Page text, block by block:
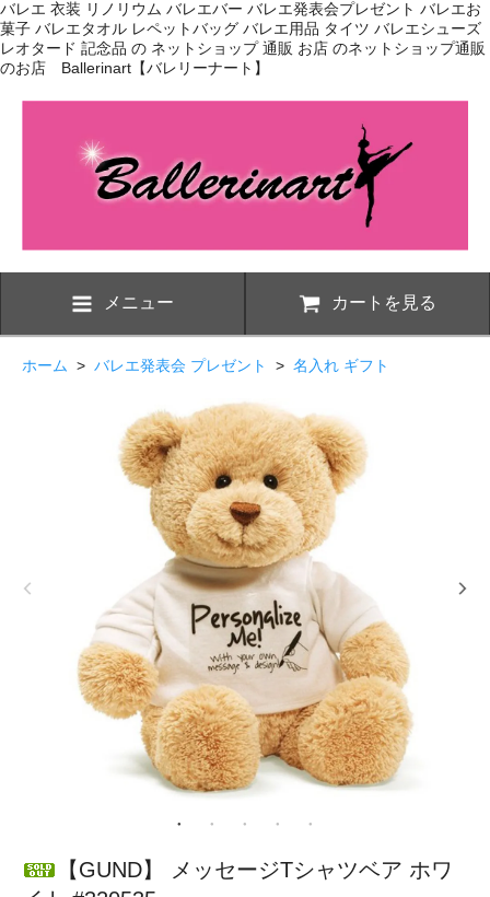
バレエ 衣装 リノリウム バレエバー バレエ発表会プレゼント バレエお
菓子 バレエタオル レペットバッグ バレエ用品 タイツ バレエシューズ
レオタード 記念品 の ネットショップ 通販 お店 のネットショップ通販
のお店 Ballerinart【バレリーナート】
メニュー カートを見る
ホーム > バレエ発表会 プレゼント > 名入れ ギフト
【GUND】 メッセージTシャツベア ホワ